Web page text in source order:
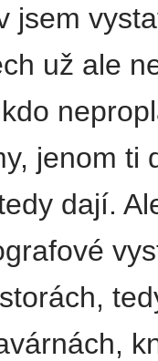
jsem
už ale
jenom ti
dají.